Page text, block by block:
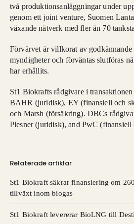
två produktionsanläggningar under
genom ett joint venture, Suomen
växande nätverk med fler än 70
Förvärvet är villkorat av godkännande
myndigheter och förväntas slutföras
har erhållits.
St1 Biokrafts rådgivare i
BAHR (juridisk), EY (finansiell och
och Marsh (försäkring). DBCs
Plesner (juridisk), and PwC (finansiell
Relaterade artiklar
St1 Biokraft säkrar finansiering om
tillväxt inom biogas
St1 Biokraft levererar BioLNG till